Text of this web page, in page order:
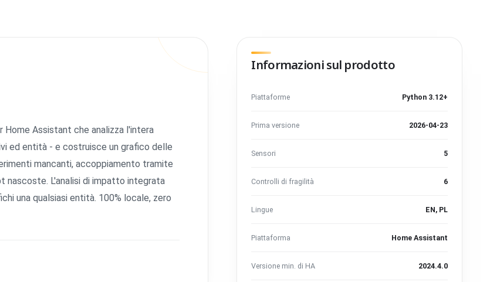
Home Assistant che analizza l'intera
ed entità - e costruisce un grafico delle
mancanti, accoppiamento tramite
nascoste. L'analisi di impatto integrata
una qualsiasi entità. 100% locale, zero
Informazioni sul prodotto
Piattaforme Python 3.12+
Prima versione 2026-04-23
Sensori 5
Controlli di fragilità 6
Lingue EN, PL
Piattaforma Home Assistant
Versione min. di HA 2024.4.0